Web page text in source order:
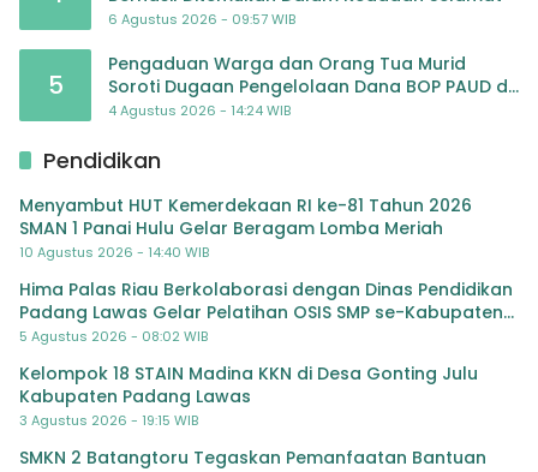
6 Agustus 2026 - 09:57 WIB
5
Pengaduan Warga dan Orang Tua Murid
Soroti Dugaan Pengelolaan Dana BOP PAUD di
TK Al-Ikhlas Tapanuli Selatan
4 Agustus 2026 - 14:24 WIB
Pendidikan
Menyambut HUT Kemerdekaan RI ke-81 Tahun 2026
SMAN 1 Panai Hulu Gelar Beragam Lomba Meriah
10 Agustus 2026 - 14:40 WIB
Hima Palas Riau Berkolaborasi dengan Dinas Pendidikan
Padang Lawas Gelar Pelatihan OSIS SMP se-Kabupaten
Padang Lawas
5 Agustus 2026 - 08:02 WIB
Kelompok 18 STAIN Madina KKN di Desa Gonting Julu
Kabupaten Padang Lawas
3 Agustus 2026 - 19:15 WIB
SMKN 2 Batangtoru Tegaskan Pemanfaatan Bantuan